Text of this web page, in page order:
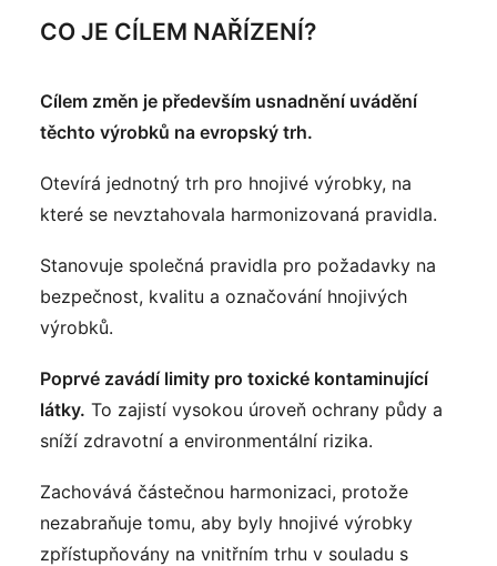
CO JE CÍLEM NAŘÍZENÍ?
Cílem změn je především usnadnění uvádění
těchto výrobků na evropský trh.
Otevírá jednotný trh pro hnojivé výrobky, na
které se nevztahovala harmonizovaná pravidla.
Stanovuje společná pravidla pro požadavky na
bezpečnost, kvalitu a označování hnojivých
výrobků.
Poprvé zavádí limity pro toxické kontaminující
látky. To zajistí vysokou úroveň ochrany půdy a
sníží zdravotní a environmentální rizika.
Zachovává částečnou harmonizaci, protože
nezabraňuje tomu, aby byly hnojivé výrobky
zpřístupňovány na vnitřním trhu v souladu s